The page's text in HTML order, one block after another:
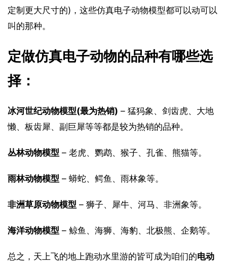
定制更大尺寸的)，这些仿真电子动物模型都可以动可以
叫的那种。
定做仿真电子动物的品种有哪些选
择：
冰河世纪动物模型(最为热销) – 猛犸象、剑齿虎、大地
懒、板齿犀、副巨犀等等都是较为热销的品种。
丛林动物模型 – 老虎、鹦鹉、猴子、孔雀、熊猫等。
雨林动物模型 – 蟒蛇、鳄鱼、雨林象等。
非洲草原动物模型 – 狮子、犀牛、河马、非洲象等。
海洋动物模型 – 鲸鱼、海狮、海豹、北极熊、企鹅等。
总之，天上飞的地上跑动水里游的皆可成为咱们的电动